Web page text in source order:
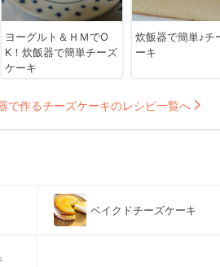
ヨーグルト＆ＨＭでO
K！炊飯器で簡単チーズ
ケーキ
炊飯器で簡単♪チ
ーキ
で作るチーズケーキのレシピ一覧へ
ベイクドチーズケーキ